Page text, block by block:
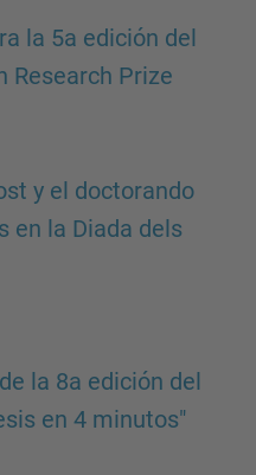
la 5a edición del
Research Prize
y el doctorando
en la Diada dels
la 8a edición del
en 4 minutos"